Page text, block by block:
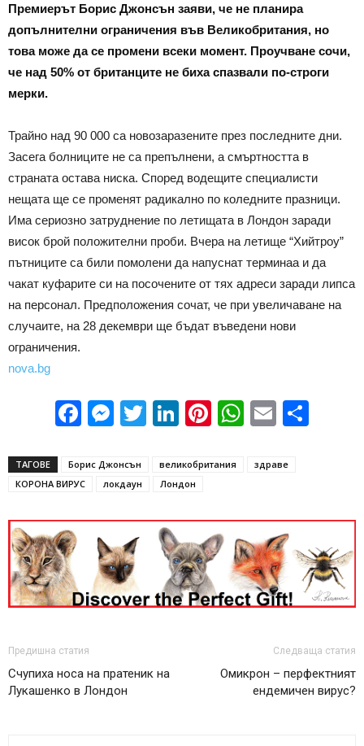
Премиерът Борис Джонсън заяви, че не планира
допълнителни ограничения във Великобритания, но
това може да се промени всеки момент. Проучване сочи,
че над 50% от британците не биха спазвали по-строги
мерки.
Трайно над 90 000 са новозаразените през последните дни.
Засега болниците не са препълнени, а смъртността в
страната остава ниска. Според водещите специалисти
нещата ще се променят радикално по коледните празници.
Има сериозно затруднение по летищата в Лондон заради
висок брой положителни проби. Вчера на летище “Хийтроу”
пътниците са били помолени да напуснат терминаа и да
чакат куфарите си на посочените от тях адреси заради липса
на персонал. Предположения сочат, че при увеличаване на
случаите, на 28 декември ще бъдат въведени нови
ограничения.
nova.bg
Facebook
Messenger
Twitter
LinkedIn
Pinterest
WhatsApp
Email
ТАГОВЕ Борис Джонсън великобритания
здраве
КОРОНА ВИРУС
локдаун Лондон
Предишна статия
Счупиха носа на пратеник на
Лукашенко в Лондон
Следваща статия
Омикрон – перфектният
ендемичен вирус?